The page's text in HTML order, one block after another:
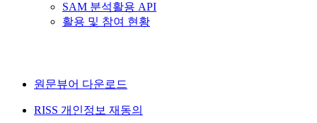
SAM 분석활용 API
활용 및 참여 현황
원문뷰어 다운로드
RISS 개인정보 재동의